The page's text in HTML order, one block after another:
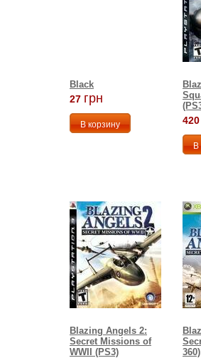
Black
27 грн
420
Blazing Angels 2:
Secret Missions of
WWII (PS3)
360)